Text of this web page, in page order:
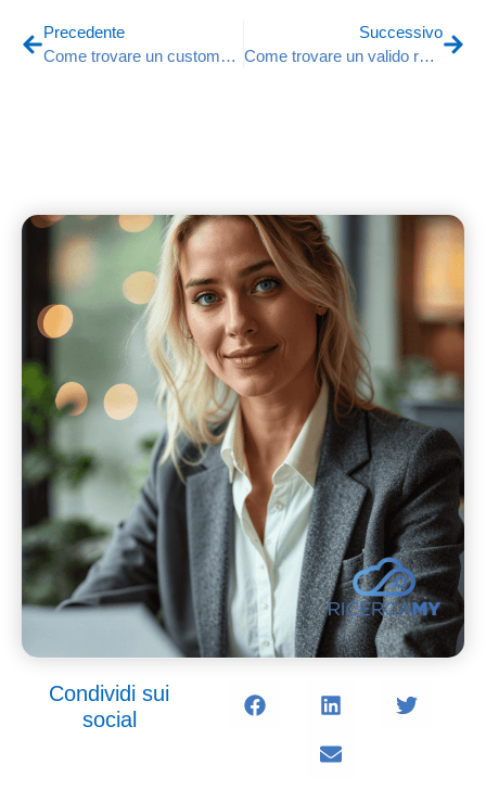
Precedente
Come trovare un customer service specialist
Successivo
Come trovare un valido responsabile di sala
Condividi sui
social